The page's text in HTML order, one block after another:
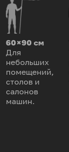
60 × 90 см
Для
небольших
помещений,
столов и
салонов
машин.